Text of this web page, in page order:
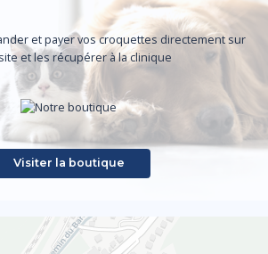
et payer vos croquettes directement sur
et les récupérer à la clinique
Visiter la boutique